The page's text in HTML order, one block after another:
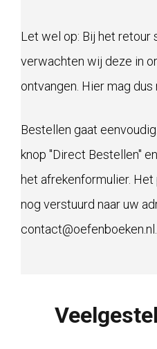
Let wel op: Bij het retour
verwachten wij deze in
ontvangen. Hier mag
Bestellen gaat
knop "Direct Bestellen"
het afrekenformulier.
nog verstuurd naar uw
contact@oefenboeken.nl.